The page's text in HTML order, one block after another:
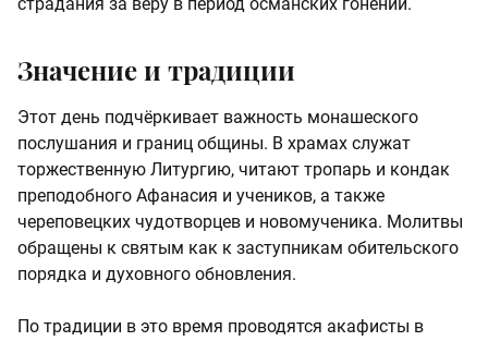
Значение и традиции
Этот день подчёркивает важность монашеского
послушания и границ общины. В храмах служат
торжественную Литургию, читают тропарь и кондак
преподобного Афанасия и учеников, а также
череповецких чудотворцев и новомученика. Молитвы
обращены к святым как к заступникам обительского
порядка и духовного обновления.
По традиции в это время проводятся акафисты в